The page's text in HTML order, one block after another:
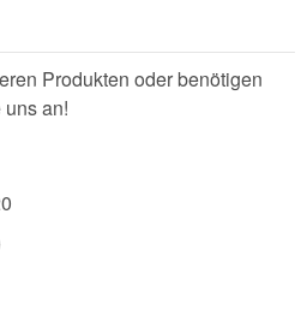
Produkten oder benötigen
an!